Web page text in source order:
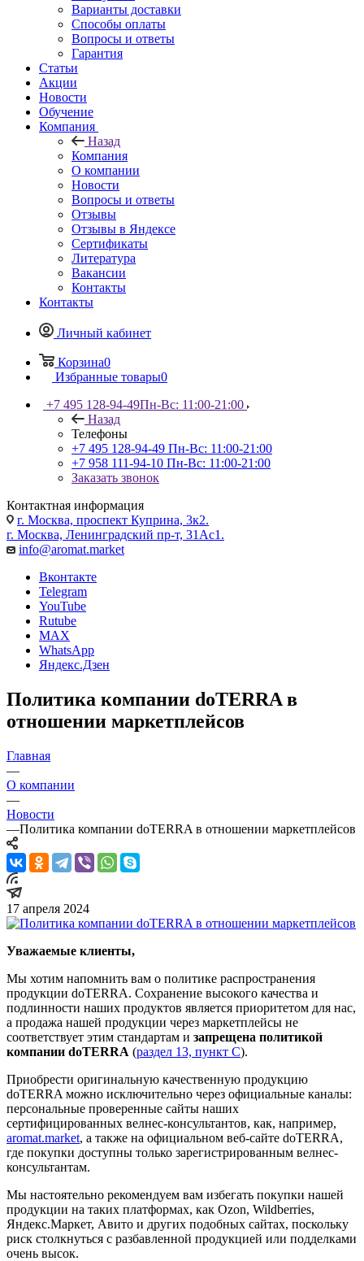
Варианты доставки
Способы оплаты
Вопросы и ответы
Гарантия
Статьи
Акции
Новости
Обучение
Компания
Назад
Компания
О компании
Новости
Вопросы и ответы
Отзывы
Отзывы в Яндексе
Сертификаты
Литература
Вакансии
Контакты
Контакты
Личный кабинет
Корзина0
Избранные товары0
+7 495 128-94-49Пн-Вс: 11:00-21:00
Назад
Телефоны
+7 495 128-94-49 Пн-Вс: 11:00-21:00
+7 958 111-94-10 Пн-Вс: 11:00-21:00
Заказать звонок
Контактная информация
г. Москва, проспект Куприна, 3к2.
г. Москва, Ленинградский пр-т, 31Ас1.
info@aromat.market
Вконтакте
Telegram
YouTube
Rutube
MAX
WhatsApp
Яндекс.Дзен
Политика компании doTERRA в
отношении маркетплейсов
Главная
—
О компании
—
Новости
—Политика компании doTERRA в отношении маркетплейсов
17 апреля 2024
Уважаемые клиенты,
Мы хотим напомнить вам о политике распространения
продукции doTERRA. Сохранение высокого качества и
подлинности наших продуктов является приоритетом для нас,
а продажа нашей продукции через маркетплейсы не
соответствует этим стандартам и запрещена политикой
компании doTERRA (раздел 13, пункт C).
Приобрести оригинальную качественную продукцию
doTERRA можно исключительно через официальные каналы:
персональные проверенные сайты наших
сертифицированных велнес-консультантов, как, например,
aromat.market, а также на официальном веб-сайте doTERRA,
где покупки доступны только зарегистрированным велнес-
консультантам.
Мы настоятельно рекомендуем вам избегать покупки нашей
продукции на таких платформах, как Ozon, Wildberries,
Яндекс.Маркет, Авито и других подобных сайтах, поскольку
риск столкнуться с разбавленной продукцией или подделками
очень высок.